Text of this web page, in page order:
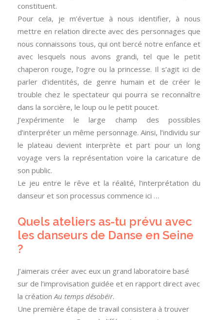
constituent.
Pour cela, je m’évertue à nous identifier, à nous
mettre en relation directe avec des personnages que
nous connaissons tous, qui ont bercé notre enfance et
avec lesquels nous avons grandi, tel que le petit
chaperon rouge, l’ogre ou la princesse. Il s’agit ici de
parler d’identités, de genre humain et de créer le
trouble chez le spectateur qui pourra se reconnaître
dans la sorcière, le loup ou le petit poucet.
J’expérimente le large champ des possibles
d’interpréter un même personnage. Ainsi, l’individu sur
le plateau devient interprète et part pour un long
voyage vers la représentation voire la caricature de
son public.
Le jeu entre le rêve et la réalité, l’interprétation du
danseur et son processus commence ici …
Quels ateliers as-tu prévu avec
les danseurs de Danse en Seine
?
J’aimerais créer avec eux un grand laboratoire basé
sur de l’improvisation guidée et en rapport direct avec
la création Au temps désobéir.
Une première étape de travail consistera à trouver